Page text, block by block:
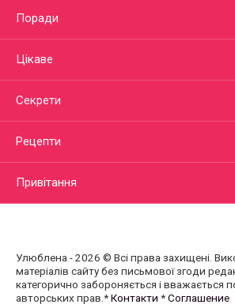
Поради
Цікаве
Секрети
Рецепти
Привітання
Улюблена - 2026 © Всі права захищені.
матеріалів сайту без письмової згоди
категорично забороняється і вважається
авторських прав.*Контакти *Соглашение